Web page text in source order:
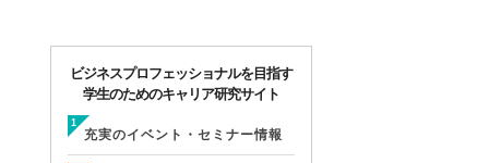
ビジネスプロフェッショナルを目指す
学生のためのキャリア研究サイト
充実のイベント・セミナー情報